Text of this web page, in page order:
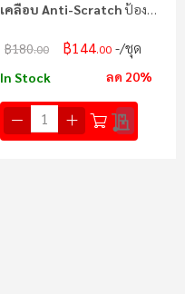
เคลือบ Anti-Scratch ป้องกัน
฿180.00 ฿144.00 /ชุด
In Stock ลด 20%